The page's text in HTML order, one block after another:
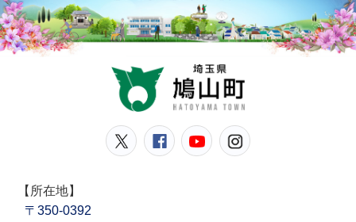
鳩山町公式Twitter
鳩山町公式Facebook
鳩山町公式
【所在地】
〒350-0392